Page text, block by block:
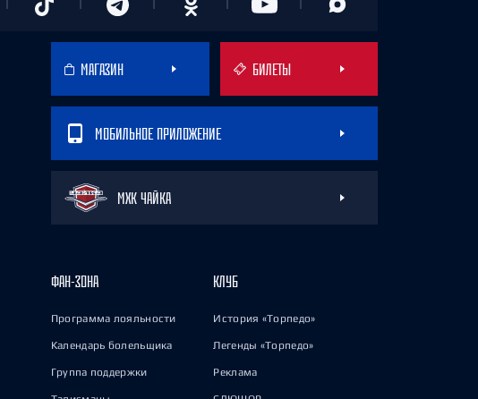
МАГАЗИН БИЛЕТЫ
МОБИЛЬНОЕ ПРИЛОЖЕНИЕ
МХК ЧАЙКА
ФАН-ЗОНА
Программа лояльности
Календарь болельщика
Группа поддержки
КЛУБ
История «Торпедо»
Легенды «Торпедо»
Реклама